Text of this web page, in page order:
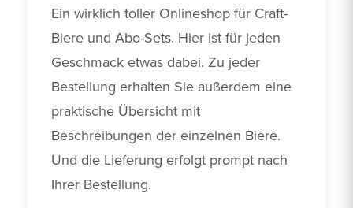
Ein wirklich toller Onlineshop für Craft-
Biere und Abo-Sets. Hier ist für jeden
Geschmack etwas dabei. Zu jeder
Bestellung erhalten Sie außerdem eine
praktische Übersicht mit
Beschreibungen der einzelnen Biere.
Und die Lieferung erfolgt prompt nach
Ihrer Bestellung.